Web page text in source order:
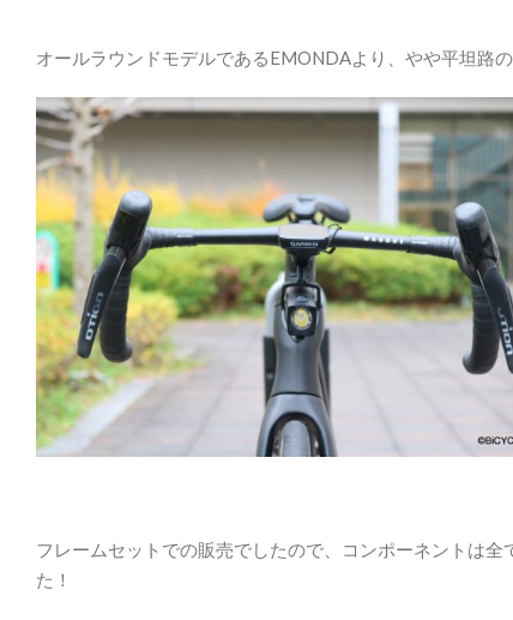
オールラウンドモデルであるEMONDAより、やや平坦路
フレームセットでの販売でしたので、コンポーネントは
た！